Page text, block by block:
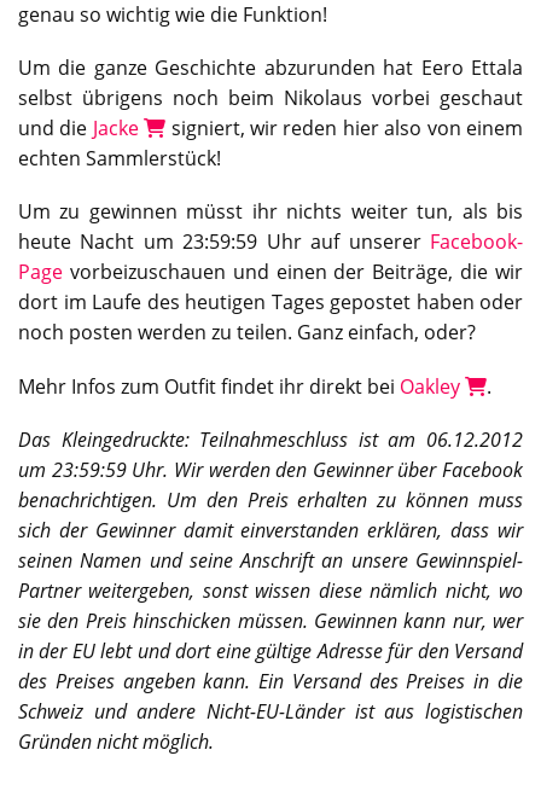
genau so wichtig wie die Funktion!
Um die ganze Geschichte abzurunden hat Eero Ettala
selbst übrigens noch beim Nikolaus vorbei geschaut
und die Jacke
signiert, wir reden hier also von einem
echten Sammlerstück!
Um zu gewinnen müsst ihr nichts weiter tun, als bis
heute Nacht um 23:59:59 Uhr auf unserer Facebook-
Page vorbeizuschauen und einen der Beiträge, die wir
dort im Laufe des heutigen Tages gepostet haben oder
noch posten werden zu teilen. Ganz einfach, oder?
Mehr Infos zum Outfit findet ihr direkt bei Oakley .
Das Kleingedruckte: Teilnahmeschluss ist am 06.12.2012
um 23:59:59 Uhr. Wir werden den Gewinner über Facebook
benachrichtigen. Um den Preis erhalten zu können muss
sich der Gewinner damit einverstanden erklären, dass wir
seinen Namen und seine Anschrift an unsere Gewinnspiel-
Partner weitergeben, sonst wissen diese nämlich nicht, wo
sie den Preis hinschicken müssen. Gewinnen kann nur, wer
in der EU lebt und dort eine gültige Adresse für den Versand
des Preises angeben kann. Ein Versand des Preises in die
Schweiz und andere Nicht-EU-Länder ist aus logistischen
Gründen nicht möglich.